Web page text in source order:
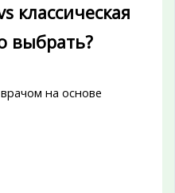
классическая
выбрать?
на основе